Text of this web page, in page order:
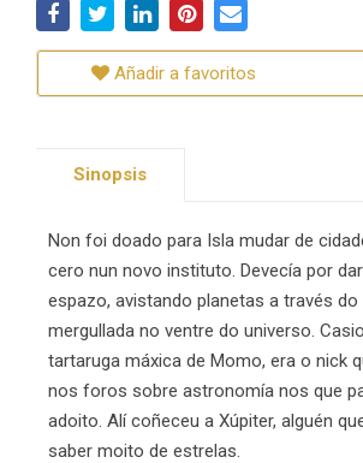
Añadir a favoritos
Sinopsis
Non foi doado para Isla mudar de
cero nun novo instituto. Devecía por
espazo, avistando planetas a través
mergullada no ventre do universo.
tartaruga máxica de Momo, era o nick
nos foros sobre astronomía nos que
adoito. Alí coñeceu a Xúpiter, alguén
saber moito de estrelas.